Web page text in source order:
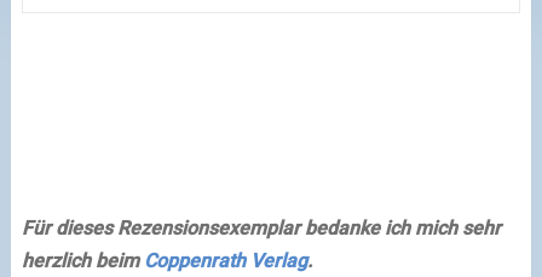
Für dieses Rezensionsexemplar bedanke ich mich sehr
herzlich beim Coppenrath Verlag.